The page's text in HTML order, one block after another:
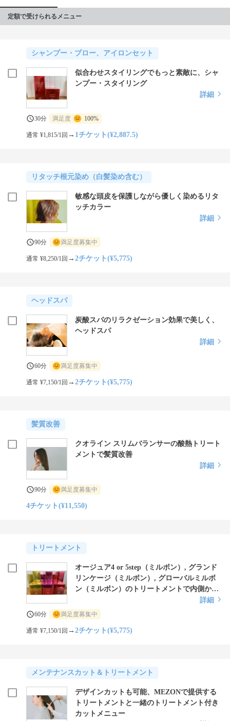
定額で受けられるメニュー
シャンプー・ブロー、アイロンセット
似合わせスタイリングでもっと素敵に、シャ
ンプー・スタイリング
詳細
30分 満足度 100%
通常 ¥1,815/1回 → 1チケット(¥2,887.5)
リタッチ根元染め（白髪染め含む）
敏感な頭皮を保護しながら優しく染めるリタ
ッチカラー
詳細
90分 満足度募集中
通常 ¥8,250/1回 →2チケット(¥5,775)
ヘッドスパ
炭酸スパのリラクゼーション効果で美しく、
ヘッドスパ
詳細
60分 満足度募集中
通常 ¥7,150/1回 →2チケット(¥5,775)
髪質改善
クオライン スリムバランサーの酸熱トリート
メントで髪質改善
詳細
90分 満足度募集中
4チケット(¥11,550)
トリートメント
オージュア4 or 5step（ミルボン）, グランド
リンケージ（ミルボン）, グローバルミルボ
ン（ミルボン）のトリートメントで内側から
詳細
60分 満足度募集中
通常 ¥7,150/1回 →2チケット(¥5,775)
メンテナンスカット＆トリートメント
デザインカットも可能、MEZONで提供する
トリートメントと一緒のトリートメント付き
カットメニュー